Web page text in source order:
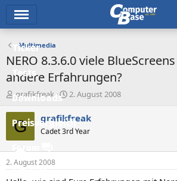
Ticker
Tests
Downloads
Preisvergleich
Forum
Aktuelles
Multimedia
NERO 8.3.6.0 viele
andere Erfahrungen?
E
r
s
t
l
e
grafikfreak
E
s
e
t
2. August 2008
G grafikfreak
Cadet 3rd Year
2. August 2008